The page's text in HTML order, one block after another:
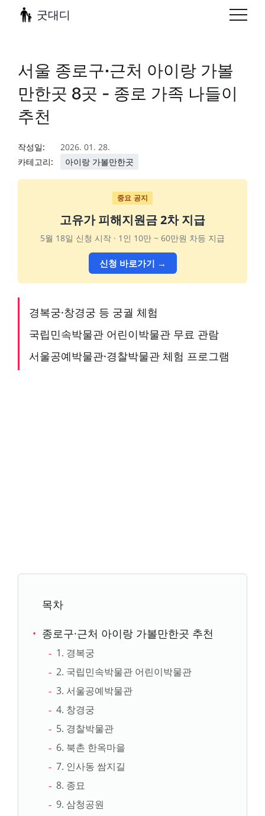
굿대디
서울 종로구·근처 아이랑 가볼
만한곳 8곳 - 종로 가족 나들이
추천
작성일:
2026. 01. 28.
카테고리:
아이랑 가볼만한곳
중요 공지
고유가 피해지원금 2차 지급
5월 18일 신청 시작 · 1인 10만 ~ 60만원 차등 지급
신청 바로가기 →
경복궁·창경궁 등 궁궐 체험
국립민속박물관 어린이박물관 무료 관람
서울공예박물관·경찰박물관 체험 프로그램
목차
종로구·근처 아이랑 가볼만한곳 추천
1. 경복궁
2. 국립민속박물관 어린이박물관
3. 서울공예박물관
4. 창경궁
5. 경찰박물관
6. 북촌 한옥마을
7. 인사동 쌈지길
8. 종묘
9. 삼청공원